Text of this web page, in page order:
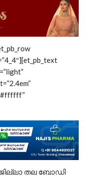
തല ബോഡി